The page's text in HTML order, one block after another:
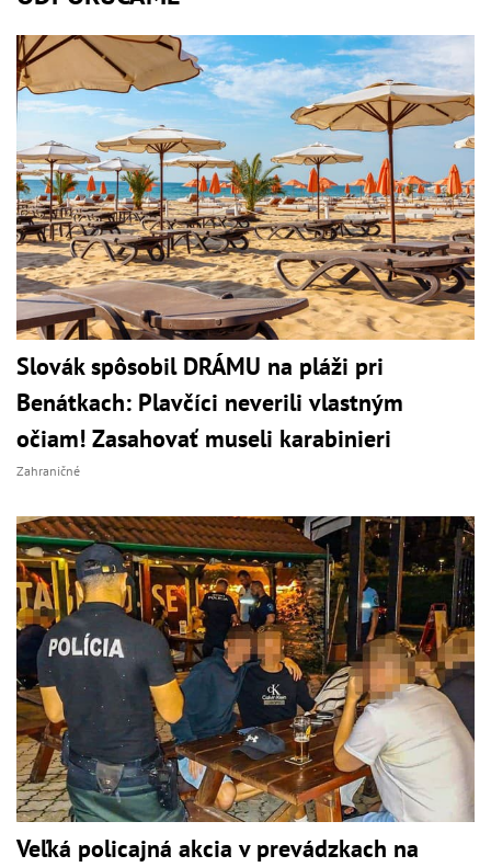
Slovák spôsobil DRÁMU na pláži pri
Benátkach: Plavčíci neverili vlastným
očiam! Zasahovať museli karabinieri
Zahraničné
Veľká policajná akcia v prevádzkach na